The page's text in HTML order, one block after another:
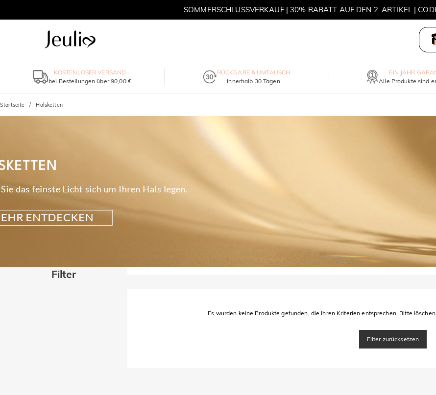
SOMMERSCHLUSSVERKAUF | 30% RABATT AUF DEN 2. ARTIKEL |
KOSTENLOSER VERSAND
bei Bestellungen über 90,00 €
RÜCKGABE & UMTAUSCH
Innerhalb 30 Tagen
EIN JAHR
Alle Produkte sind
Startseite Halsketten
Filter
Es wurden keine Produkte gefunden, die Ihren Kriterien entsprechen. Bitte
Filter zurücksetzen